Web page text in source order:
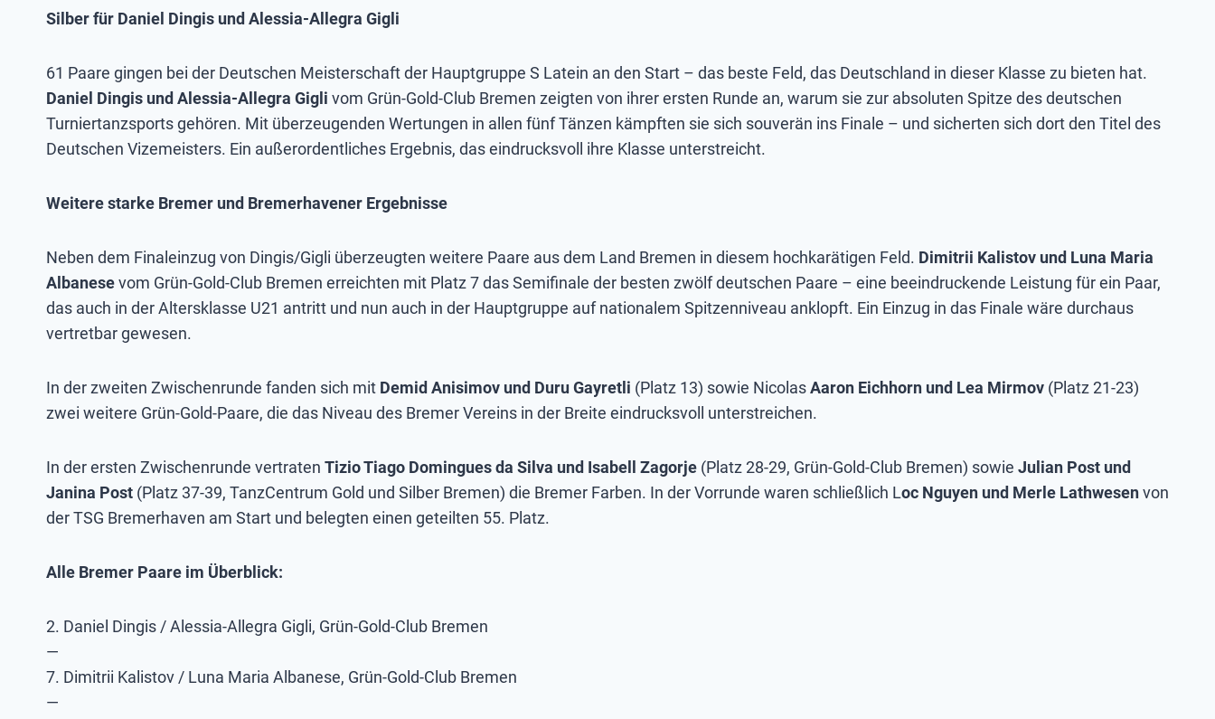
Silber für Daniel Dingis und Alessia-Allegra Gigli
61 Paare gingen bei der Deutschen Meisterschaft der Hauptgruppe S Latein an den Start – das beste Feld, das Deutschland in dieser Klasse zu bieten hat.
Daniel Dingis und Alessia-Allegra Gigli vom Grün-Gold-Club Bremen zeigten von ihrer ersten Runde an, warum sie zur absoluten Spitze des deutschen
Turniertanzsports gehören. Mit überzeugenden Wertungen in allen fünf Tänzen kämpften sie sich souverän ins Finale – und sicherten sich dort den Titel des
Deutschen Vizemeisters. Ein außerordentliches Ergebnis, das eindrucksvoll ihre Klasse unterstreicht.
Weitere starke Bremer und Bremerhavener Ergebnisse
Neben dem Finaleinzug von Dingis/Gigli überzeugten weitere Paare aus dem Land Bremen in diesem hochkarätigen Feld. Dimitrii Kalistov und Luna Maria
Albanesevom Grün-Gold-Club Bremen erreichten mit Platz 7 das Semifinale der besten zwölf deutschen Paare – eine beeindruckende Leistung für ein Paar,
das auch in der Altersklasse U21 antritt und nun auch in der Hauptgruppe auf nationalem Spitzenniveau anklopft. Ein Einzug in das Finale wäre durchaus
vertretbar gewesen.
In der zweiten Zwischenrunde fanden sich mit Demid Anisimov und Duru Gayretli (Platz 13) sowie NicolasAaron Eichhorn und Lea Mirmov (Platz 21-23)
zwei weitere Grün-Gold-Paare, die das Niveau des Bremer Vereins in der Breite eindrucksvoll unterstreichen.
In der ersten Zwischenrunde vertraten Tizio Tiago Domingues da Silva und Isabell Zagorje (Platz 28-29, Grün-Gold-Club Bremen) sowie Julian Post und
Janina Post (Platz 37-39, TanzCentrum Gold und Silber Bremen) die Bremer Farben. In der Vorrunde waren schließlich Loc Nguyen und Merle Lathwesenvon
der TSG Bremerhaven am Start und belegten einen geteilten 55. Platz.
Alle Bremer Paare im Überblick:
2. Daniel Dingis / Alessia-Allegra Gigli, Grün-Gold-Club Bremen
—
7. Dimitrii Kalistov / Luna Maria Albanese, Grün-Gold-Club Bremen
—